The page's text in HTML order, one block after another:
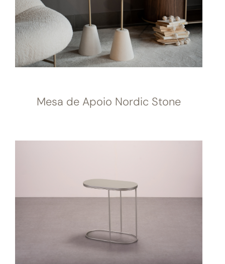
Mesa de Apoio Nordic Stone